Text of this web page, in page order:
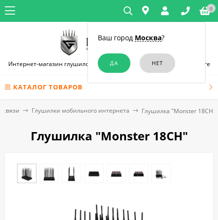
Ваш город Москва?
0
Интернет-магазин глушилок связи и диктофонов в Санкт-Петербурге
КАТАЛОГ ТОВАРОВ
связи Глушилки мобильного интернета Глушилка "Monster 18CH"
Глушилка "Monster 18CH"